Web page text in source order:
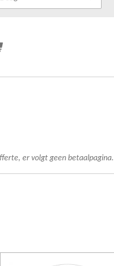
er volgt geen betaalpagina.